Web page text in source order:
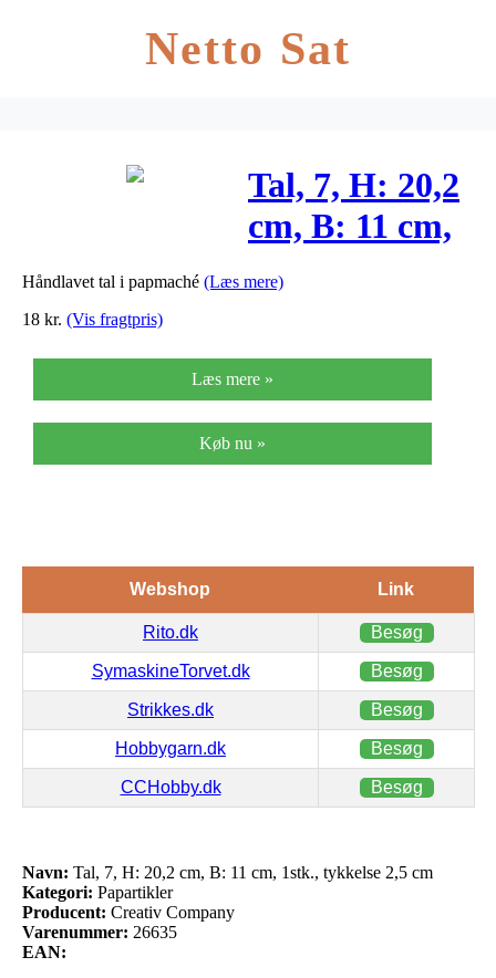
Netto Sat
Tal, 7, H: 20,2
cm, B: 11 cm,
1stk., tykkelse
Håndlavet tal i papmaché (Læs mere)
18 kr. (Vis fragtpris)
Læs mere »
Køb nu »
Webshop Link
Rito.dk Besøg
SymaskineTorvet.dk Besøg
Strikkes.dk Besøg
Hobbygarn.dk Besøg
CCHobby.dk Besøg
Navn: Tal, 7, H: 20,2 cm, B: 11 cm, 1stk., tykkelse 2,5 cm
Kategori: Papartikler
Producent: Creativ Company
Varenummer: 26635
EAN: